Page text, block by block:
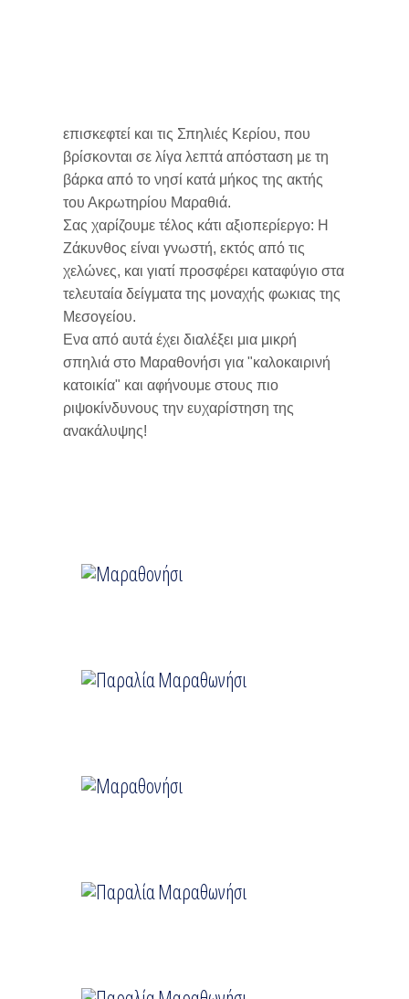
επισκεφτεί και τις Σπηλιές Κερίου, που
βρίσκονται σε λίγα λεπτά απόσταση με τη
βάρκα από το νησί κατά μήκος της ακτής
του Ακρωτηρίου Μαραθιά.
Σας χαρίζουμε τέλος κάτι αξιοπερίεργο: Η
Ζάκυνθος είναι γνωστή, εκτός από τις
χελώνες, και γιατί προσφέρει καταφύγιο στα
τελευταία δείγματα της μοναχής φωκιας της
Μεσογείου.
Ενα από αυτά έχει διαλέξει μια μικρή
σπηλιά στο Μαραθονήσι για "καλοκαιρινή
κατοικία" και αφήνουμε στους πιο
ριψοκίνδυνους την ευχαρίστηση της
ανακάλυψης!